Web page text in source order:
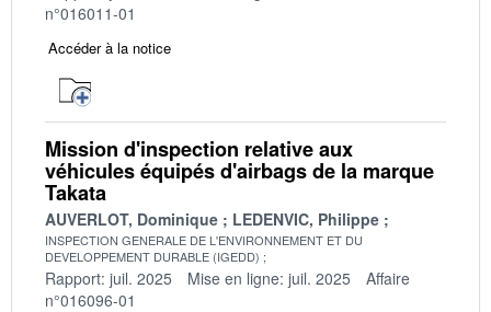
n°016011-01
Accéder à la notice
Mission d'inspection relative aux
véhicules équipés d'airbags de la marque
Takata
AUVERLOT, Dominique LEDENVIC, Philippe
INSPECTION GENERALE DE L'ENVIRONNEMENT ET DU
DEVELOPPEMENT DURABLE (IGEDD)
Rapport: juil. 2025 Mise en ligne: juil. 2025
Affaire
n°016096-01